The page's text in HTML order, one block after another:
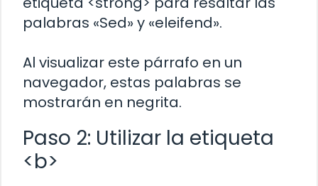
palabras «Sed» y «eleifend».
Al visualizar este párrafo en un
navegador, estas palabras se
mostrarán en negrita.
Paso 2: Utilizar la etiqueta
<b>